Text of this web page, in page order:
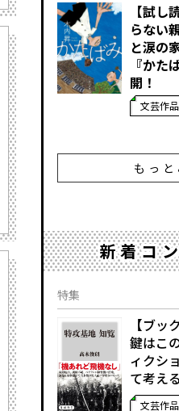
【試し
らない
と涙の
『かた
開！
文芸作品
もっと
新着コ
特集
【ブッ
鍵はこ
ィクシ
て考え
文芸作品